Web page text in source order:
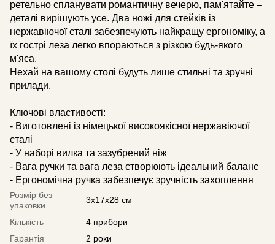
ретельно спланувати романтичну вечерю, пам'ятайте –
деталі вирішують усе. Два ножі для стейків із
нержавіючої сталі забезпечують найкращу ергономіку, а
їх гострі леза легко впораються з різкою будь-якого
м'яса.
Нехай на вашому столі будуть лише стильні та зручні
прилади.
Ключові властивості:
- Виготовлені із німецької високоякісної нержавіючої
сталі
- У наборі вилка та зазубрений ніж
- Вага ручки та вага леза створюють ідеальний баланс
- Ергономічна ручка забезпечує зручність захоплення
Розмір без
упаковки
3х17х28 см
Кількість
4 прибори
Гарантія
2 роки